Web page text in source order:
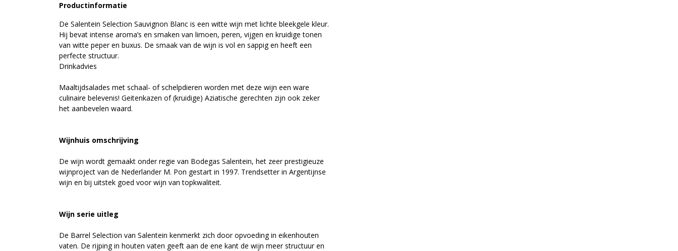
Productinformatie
De Salentein Selection Sauvignon Blanc is een witte wijn met lichte bleekgele kleur.
Hij bevat intense aroma’s en smaken van limoen, peren, vijgen en kruidige tonen
van witte peper en buxus. De smaak van de wijn is vol en sappig en heeft een
perfecte structuur.
Drinkadvies
Maaltijdsalades met schaal- of schelpdieren worden met deze wijn een ware
culinaire belevenis! Geitenkazen of (kruidige) Aziatische gerechten zijn ook zeker
het aanbevelen waard.
Wijnhuis omschrijving
De wijn wordt gemaakt onder regie van Bodegas Salentein, het zeer prestigieuze
wijnproject van de Nederlander M. Pon gestart in 1997. Trendsetter in Argentijnse
wijn en bij uitstek goed voor wijn van topkwaliteit.
Wijn serie uitleg
De Barrel Selection van Salentein kenmerkt zich door opvoeding in eikenhouten
vaten. De rijping in houten vaten geeft aan de ene kant de wijn meer structuur en